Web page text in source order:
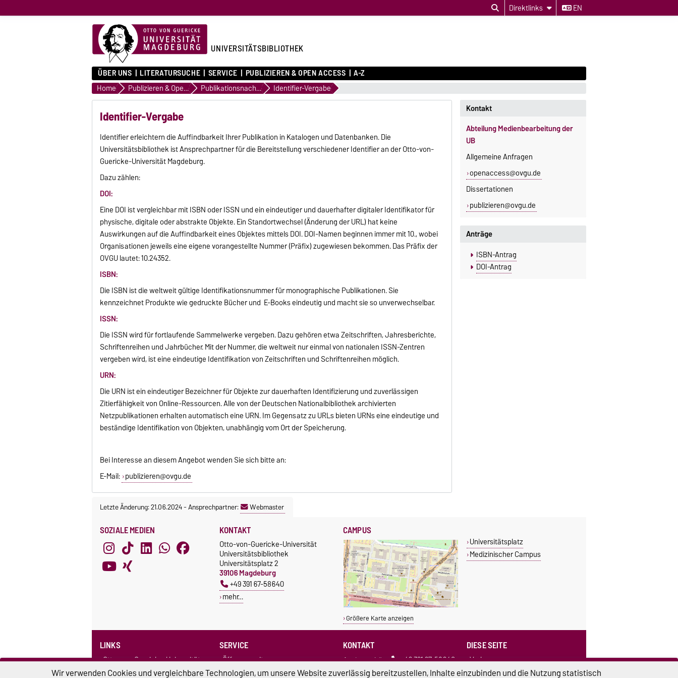
Direktlinks EN
UNIVERSITÄTSBIBLIOTHEK
ÜBER UNS LITERATURSUCHE SERVICE PUBLIZIEREN & OPEN ACCESS A-Z
Home Publizieren & Open Access Publikationsnachweis Identifier-Vergabe
Identifier-Vergabe
Identifier erleichtern die Auffindbarkeit Ihrer Publikation in Katalogen und Datenbanken. Die
Universitätsbibliothek ist Ansprechpartner für die Bereitstellung verschiedener Identifier an der Otto-von-
Guericke-Universität Magdeburg.
Dazu zählen:
DOI:
Eine DOI ist vergleichbar mit ISBN oder ISSN und ein eindeutiger und dauerhafter digitaler Identifikator für
physische, digitale oder abstrakte Objekte. Ein Standortwechsel (Änderung der URL) hat keine
Auswirkungen auf die Auffindbarkeit eines Objektes mittels DOI. DOI-Namen beginnen immer mit 10., wobei
Organisationen jeweils eine eigene vorangestellte Nummer (Präfix) zugewiesen bekommen. Das Präfix der
OVGU lautet: 10.24352.
ISBN:
Die ISBN ist die weltweit gültige Identifikationsnummer für monographische Publikationen. Sie
kennzeichnet Produkte wie gedruckte Bücher und E-Books eindeutig und macht sie so unverwechselbar.
ISSN:
Die ISSN wird für fortlaufende Sammelwerke vergeben. Dazu gehören etwa Zeitschriften, Jahresberichte,
Schriftenreihen und Jahrbücher. Mit der Nummer, die weltweit nur einmal von nationalen ISSN-Zentren
vergeben wird, ist eine eindeutige Identifikation von Zeitschriften und Schriftenreihen möglich.
URN:
Die URN ist ein eindeutiger Bezeichner für Objekte zur dauerhaften Identifizierung und zuverlässigen
Zitierfähigkeit von Online-Ressourcen. Alle von der Deutschen Nationalbibliothek archivierten
Netzpublikationen erhalten automatisch eine URN. Im Gegensatz zu URLs bieten URNs eine eindeutige und
beständige Identifikation von Objekten, unabhängig vom Ort der Speicherung.
Bei Interesse an diesem Angebot wenden Sie sich bitte an:
E-Mail: publizieren@ovgu.de
Kontakt
Abteilung Medienbearbeitung der
UB
Allgemeine Anfragen
openaccess@ovgu.de
Dissertationen
publizieren@ovgu.de
Anträge
ISBN-Antrag
DOI-Antrag
Letzte Änderung: 21.06.2024-Ansprechpartner: Webmaster
SOZIALE MEDIEN KONTAKT
Otto-von-Guericke-Universität
Universitätsbibliothek
Universitätsplatz 2
39106 Magdeburg
+49 391 67-58640
mehr…
CAMPUS
Größere Karte anzeigen
Universitätsplatz
Medizinischer Campus
LINKS
Otto-von-Guericke-Universität
Medizinische Zentralbibliothek
SERVICE
Öffnungszeiten
Benutzerkonto
KONTAKT
Assistenzbüro
+49 391 67-58640
bibliothek@ovgu.de
DIESE SEITE
Vorlesen
Drucken
Wir verwenden Cookies und vergleichbare Technologien, um unsere Website zuverlässig bereitzustellen, Inhalte einzubinden und die Nutzung statistisch